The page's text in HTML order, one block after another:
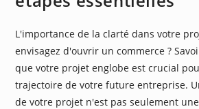
L'importance de la clarté dans votre
envisagez d'ouvrir un commerce ?
que votre projet englobe est crucial
trajectoire de votre future entreprise.
de votre projet n'est pas seulement